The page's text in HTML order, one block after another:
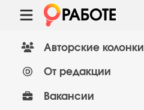
Авторские колонки
От редакции
Вакансии